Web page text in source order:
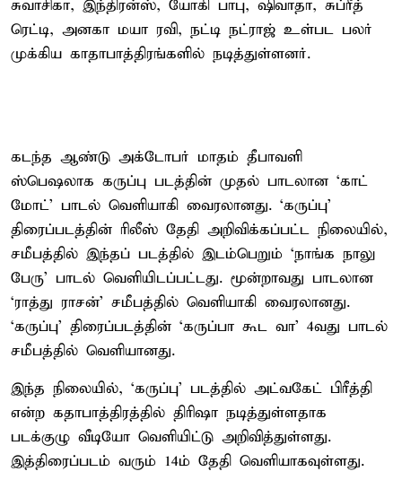
சுவாசிகா, இந்திரன்ஸ், யோகி பாபு, ஷிவாதா, சுப்ரீத்
ரெட்டி, அனகா மயா ரவி, நட்டி நட்ராஜ் உள்பட பலர்
முக்கிய காதாபாத்திரங்களில் நடித்துள்ளனர்.
கடந்த ஆண்டு அக்டோபர் மாதம் தீபாவளி
ஸ்பெஷலாக கருப்பு படத்தின் முதல் பாடலான ‘காட்
மோட்’ பாடல் வெளியாகி வைரலானது. ‘கருப்பு’
திரைப்படத்தின் ரிலீஸ் தேதி அறிவிக்கப்பட்ட நிலையில்,
சமீபத்தில் இந்தப் படத்தில் இடம்பெறும் ‘நாங்க நாலு
பேரு’ பாடல் வெளியிடப்பட்டது. மூன்றாவது பாடலான
‘ராத்து ராசன்’ சமீபத்தில் வெளியாகி வைரலானது.
‘கருப்பு’ திரைப்படத்தின் ‘கருப்பா கூட வா’ 4வது பாடல்
சமீபத்தில் வெளியானது.
இந்த நிலையில், ‘கருப்பு’ படத்தில் அட்வகேட் பிரீத்தி
என்ற கதாபாத்திரத்தில் திரிஷா நடித்துள்ளதாக
படக்குழு வீடியோ வெளியிட்டு அறிவித்துள்ளது.
இத்திரைப்படம் வரும் 14ம் தேதி வெளியாகவுள்ளது.